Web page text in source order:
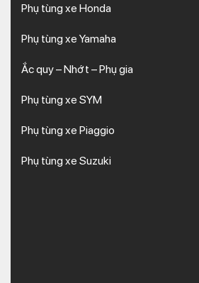
Phụ tùng xe Honda
Phụ tùng xe Yamaha
Ắc quy – Nhớt – Phụ gia
Phụ tùng xe SYM
Phụ tùng xe Piaggio
Phụ tùng xe Suzuki